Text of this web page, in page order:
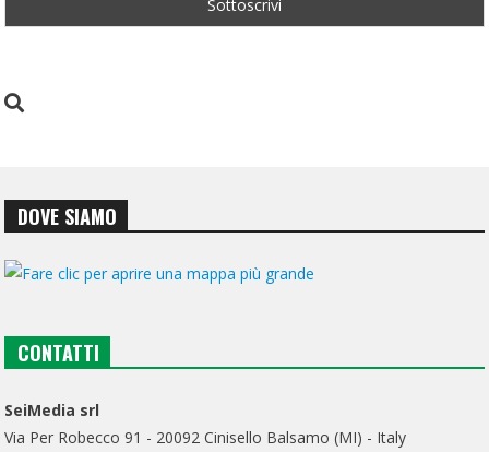
DOVE SIAMO
CONTATTI
SeiMedia srl
Via Per Robecco 91 - 20092 Cinisello Balsamo (MI) - Italy